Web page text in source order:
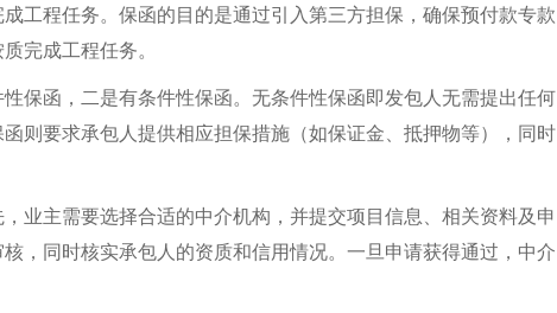
工程任务。保函的目的是通过引入第三方担保，确保预付款专款
完成工程任务。
保函，二是有条件性保函。无条件性保函即发包人无需提出任何
则要求承包人提供相应担保措施（如保证金、抵押物等），同时
业主需要选择合适的中介机构，并提交项目信息、相关资料及申
，同时核实承包人的资质和信用情况。一旦申请获得通过，中介